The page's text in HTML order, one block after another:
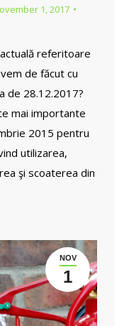
1, 2017
referitoare
de făcut cu
de 28.12.2017?
mai importante
2015 pentru
utilizarea,
şi scoaterea din
NOV
1